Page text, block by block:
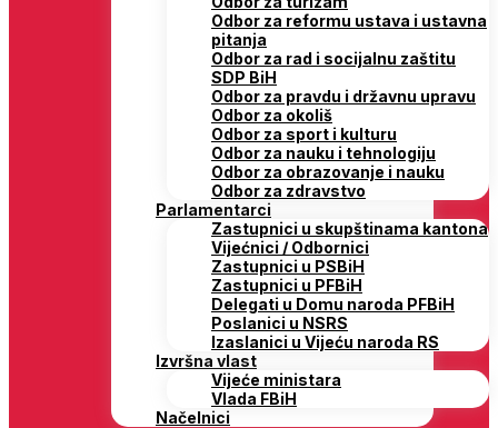
Odbor za reformu ustava i ustavna
pitanja
Odbor za rad i socijalnu zaštitu
SDP BiH
Odbor za pravdu i državnu upravu
Odbor za okoliš
Odbor za sport i kulturu
Odbor za nauku i tehnologiju
Odbor za obrazovanje i nauku
Odbor za zdravstvo
Parlamentarci
Zastupnici u skupštinama kantona
Vijećnici / Odbornici
Zastupnici u PSBiH
Zastupnici u PFBiH
Delegati u Domu naroda PFBiH
Poslanici u NSRS
Izaslanici u Vijeću naroda RS
Izvršna vlast
Vijeće ministara
Vlada FBiH
Načelnici